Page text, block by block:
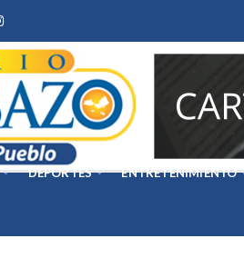
DEPORTES ENTRETENIMIENTO